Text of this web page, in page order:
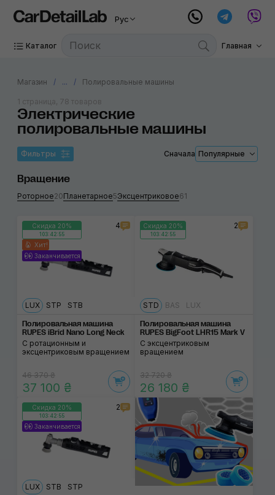
Рус
Каталог Главная
Магазин ... Полировальные машины
Электрические
полировальные машины
1 страница, 78 товаров
Фильтры Сначала Популярные
Вращение
Роторное20Планетарное5Эксцентриковое61
Скидка 20%
103:42:55
Хит!
Заканчивается
4
LUX STP STB
Полировальная маши­на
RUPES iBrid Nano Long Neck
С ротационным и
эксцентриковым вращением
46 370 ₴
37 100 ₴
Скидка 20%
103:42:55
2
STD BAS LUX
Полировальная маши­на
RUPES BigFoot LHR15 Mark V
С эксцентриковым
вращением
32 720 ₴
26 180 ₴
Скидка 20%
103:42:55
Заканчивается
2
LUX STB STP